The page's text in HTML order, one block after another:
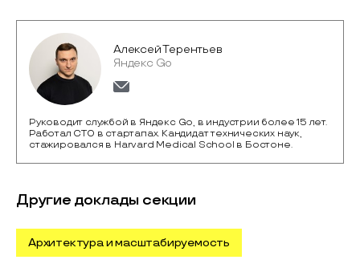
Алексей Терентьев
Яндекс Go
Руководит службой в Яндекс Go, в индустрии более 15 лет.
Работал CTO в стартапах. Кандидат технических наук,
стажировался в Harvard Medical School в Бостоне.
Другие доклады секции
Архитектура и масштабируемость